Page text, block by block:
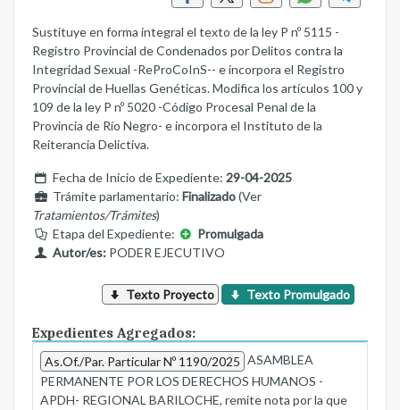
Sustituye en forma integral el texto de la ley P nº 5115 -
Registro Provincial de Condenados por Delitos contra la
Integridad Sexual -ReProCoInS-- e incorpora el Registro
Provincial de Huellas Genéticas. Modifica los artículos 100 y
109 de la ley P nº 5020 -Código Procesal Penal de la
Provincia de Río Negro- e incorpora el Instituto de la
Reiterancia Delictiva.
Fecha de Inicio de Expediente: 29-04-2025
Trámite parlamentario: Finalizado(Ver
Tratamientos/Trámites)
Etapa del Expediente:
Promulgada
Autor/es:PODER EJECUTIVO
Texto Proyecto Texto Promulgado
Expedientes Agregados:
As.Of./Par. Particular Nº 1190/2025 ASAMBLEA
PERMANENTE POR LOS DERECHOS HUMANOS -
APDH- REGIONAL BARILOCHE, remite nota por la que